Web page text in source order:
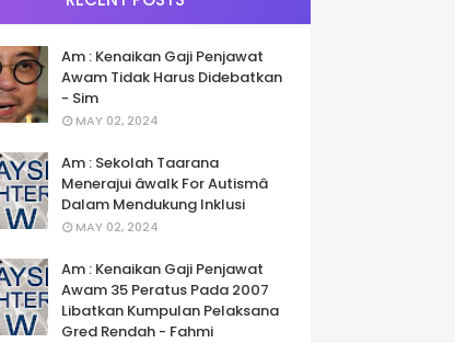
Am : Kenaikan Gaji Penjawat
Awam Tidak Harus Didebatkan
- Sim
MAY 02, 2024
Am : Sekolah Taarana
Menerajui âwalk For Autismâ
Dalam Mendukung Inklusi
MAY 02, 2024
Am : Kenaikan Gaji Penjawat
Awam 35 Peratus Pada 2007
Libatkan Kumpulan Pelaksana
Gred Rendah - Fahmi